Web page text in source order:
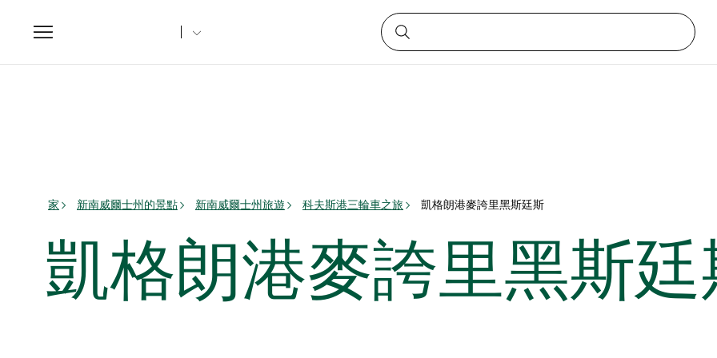
Toggle
navigation
家 新南威爾士州的景點 新南威爾士州旅遊 科夫斯港三輪車之旅 凱格朗港麥誇里黑斯廷斯
凱格朗港麥誇里黑斯廷